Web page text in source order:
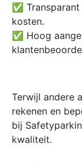
✅
kosten.
✅ Hoog
Terwijl andere
rekenen en
bij
kwaliteit.